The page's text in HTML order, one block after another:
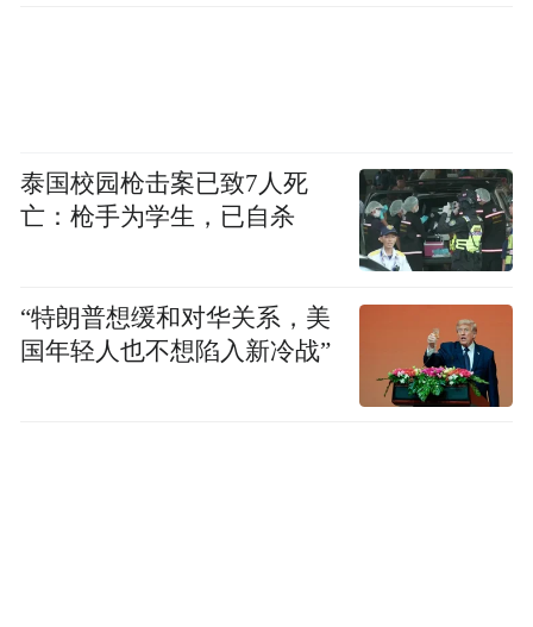
泰国校园枪击案已致7人死
亡：枪手为学生，已自杀
“特朗普想缓和对华关系，美
国年轻人也不想陷入新冷战”